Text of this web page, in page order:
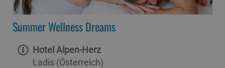
Summer Wellness Dreams
Hotel Alpen-Herz
Ladis (Österreich)